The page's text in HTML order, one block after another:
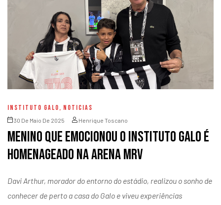
INSTITUTO GALO, NOTICIAS
30 De Maio De 2025 Henrique Toscano
Menino que emocionou o Instituto Galo é
homenageado na Arena MRV
Davi Arthur, morador do entorno do estádio, realizou o sonho de
conhecer de perto a casa do Galo e viveu experiências